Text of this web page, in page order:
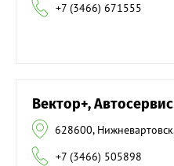
+7 (3466) 671555
Вектор+,
628600,
+7 (3466) 505898